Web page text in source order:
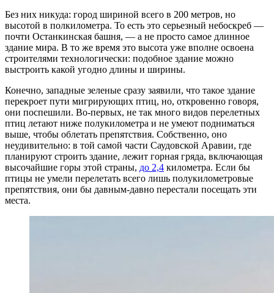
Без них никуда: город шириной всего в 200 метров, но
высотой в полкилометра. То есть это серьезный небоскреб —
почти Останкинская башня, — а не просто самое длинное
здание мира. В то же время это высота уже вполне освоена
строителями технологически: подобное здание можно
выстроить какой угодно длины и ширины.
Конечно, западные зеленые сразу заявили, что такое здание
перекроет пути мигрирующих птиц, но, откровенно говоря,
они поспешили. Во-первых, не так много видов перелетных
птиц летают ниже полукилометра и не умеют подниматься
выше, чтобы облетать препятствия. Собственно, оно
неудивительно: в той самой части Саудовской Аравии, где
планируют строить здание, лежит горная гряда, включающая
высочайшие горы этой страны, до 2,4 километра. Если бы
птицы не умели перелетать всего лишь полукилометровые
препятствия, они бы давным-давно перестали посещать эти
места.